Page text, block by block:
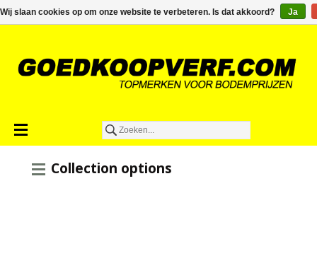
€0,00
Collection options
Wij slaan cookies op om onze website te verbeteren. Is dat akkoord? Ja